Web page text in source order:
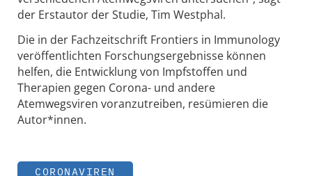
der Erstautor der Studie, Tim Westphal.
Die in der Fachzeitschrift Frontiers in Immunology
veröffentlichten Forschungsergebnisse können
helfen, die Entwicklung von Impfstoffen und
Therapien gegen Corona- und andere
Atemwegsviren voranzutreiben, resümieren die
Autor*innen.
CORONAVIREN